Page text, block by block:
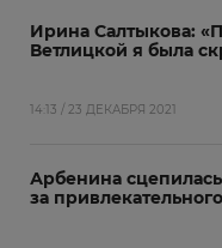
Ирина Салтыкова:
Ветлицкой я была
14:13 / 23 ДЕКАБРЯ 2021
Арбенина
за